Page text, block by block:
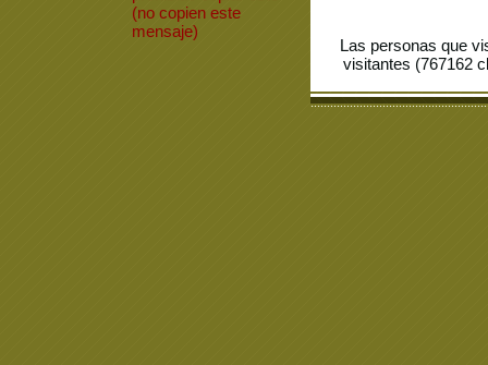
(no copien este
mensaje)
Las personas que
visitantes (767162